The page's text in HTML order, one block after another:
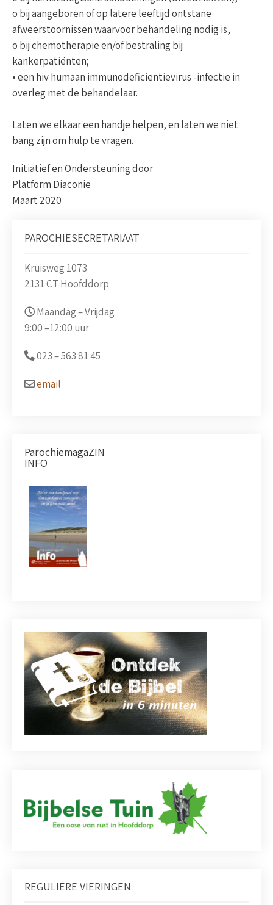
o bij aangeboren of op latere leeftijd ontstane
afweerstoornissen waarvoor behandeling nodig is,
o bij chemotherapie en/of bestraling bij
kankerpatiënten;
• een hiv humaan immunodeficientievirus -infectie in
overleg met de behandelaar.
Laten we elkaar een handje helpen, en laten we niet
bang zijn om hulp te vragen.
Initiatief en Ondersteuning door
Platform Diaconie
Maart 2020
PAROCHIESECRETARIAAT
Kruisweg 1073
2131 CT Hoofddorp
Maandag – Vrijdag
9:00 –12:00 uur
023 –563 81 45
email
ParochiemagaZIN
INFO
REGULIERE VIERINGEN